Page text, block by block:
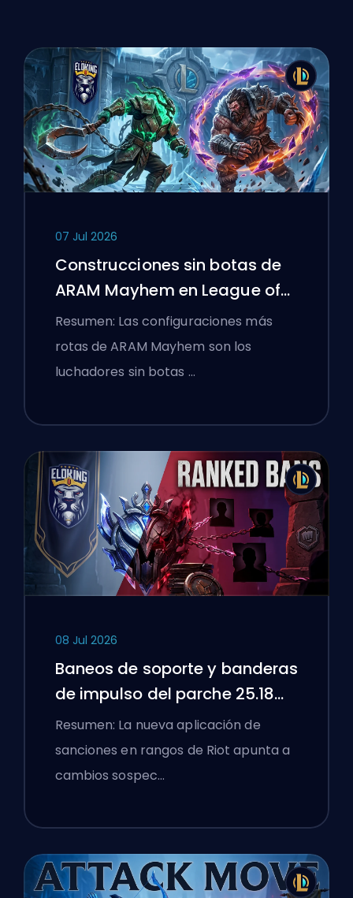
07 Jul 2026
Construcciones sin botas de
ARAM Mayhem en League of
Legends
Resumen: Las configuraciones más
rotas de ARAM Mayhem son los
luchadores sin botas …
08 Jul 2026
Baneos de soporte y banderas
de impulso del parche 25.18
de League of Legends
Resumen: La nueva aplicación de
sanciones en rangos de Riot apunta a
cambios sospec…